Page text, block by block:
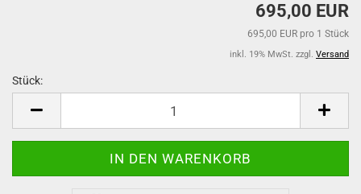
695,00 EUR
695,00 EUR pro 1 Stück
inkl. 19% MwSt. zzgl. Versand
Stück: